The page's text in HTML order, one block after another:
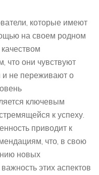
которые имеют
на своем родном
что они чувствуют
не переживают о
ключевым
к успеху.
приводит к
что, в свою
новых
этих аспектов